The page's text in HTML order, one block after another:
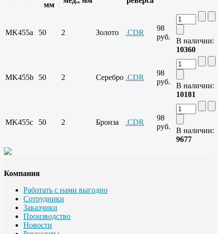
мм
MK455a 50 2 Золото .CDR
98
руб.
В наличии:
10360
MK455b 50 2 Серебро .CDR
98
руб.
В наличии:
10181
MK455c 50 2 Бронза .CDR
98
руб.
В наличии:
9677
Компания
Работать с нами выгодно
Сотрудники
Заказчики
Производство
Новости